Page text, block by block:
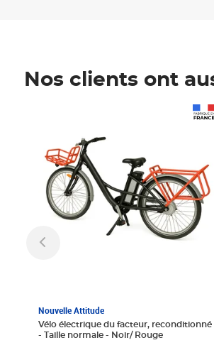
Nos clients ont
Nouvelle Attitude
Vélo électrique du facteur, reconditionné
- Taille normale - Noir/ Rouge